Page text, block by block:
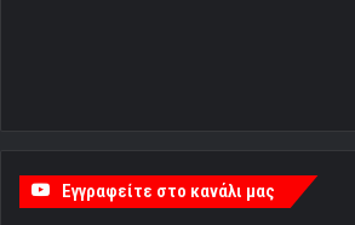
Εγγραφείτε στο κανάλι μας